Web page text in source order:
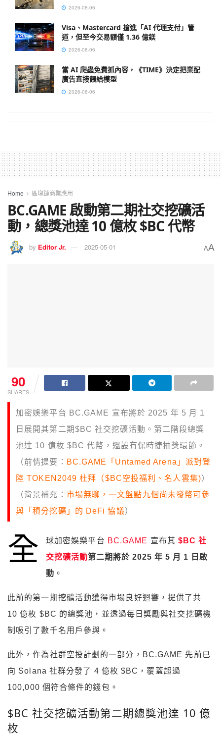
2026-08-06
Visa、Mastercard 搶進「AI 代理支付」管
道，但至今交易額僅 1.36 億鎂
2026-08-06
當 AI 爬蟲免費抓內容，《TIME》決定把業配
廣告直接餵給模型
2026-08-06
Home 區塊鏈商業應用
BC.GAME 啟動第二期社交挖礦活
動，總獎池達 10 億枚 $BC 代幣
by Editor Jr. 2025-05-01 AA
90
SHARES
加密娛樂平台 BC.GAME 宣布將於 2025 年 5 月 1
日展開其第二期$BC 社交挖礦活動。第二階段總獎
池達 10 億枚 $BC 代幣，還設有保時捷抽獎環節。
（前情提要： BC.GAME「Untamed Arena」派對登
陸 TOKEN2049 杜拜（$BC空投福利、名人雲集)）
（背景補充： 市場無聊，一文盤點九個尚未發幣可參
與「積分挖礦」的 DeFi 協議）
全 球加密娛樂平台 BC.GAME 宣布其 $BC 社
交挖礦活動第二期將於 2025 年 5 月 1 日啟
動 。
此前的第一期挖礦活動獲得市場良好迴響，提供了共
10 億枚 $BC 的總獎池，並透過每日獎勵與社交挖礦機
制吸引了數千名用戶參與。
此外，作為社群空投計劃的一部分，BC.GAME 先前已
向 Solana 社群分發了 4 億枚 $BC，覆蓋超過
100,000 個符合條件的錢包。
$BC 社交挖礦活動第二期總獎池達 10 億
枚